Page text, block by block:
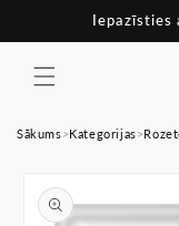
saturu
Iepazīsties
Sākums>Kategorijas>
produkta
informāciju